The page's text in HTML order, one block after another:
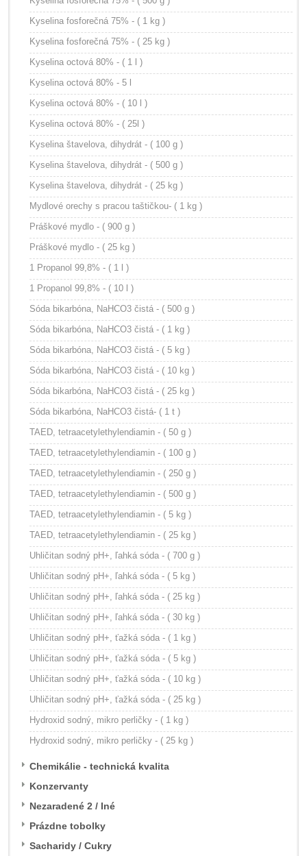
Kyselina fosforečná 75% - ( 1 kg )
Kyselina fosforečná 75% - ( 25 kg )
Kyselina octová 80% - ( 1 l )
Kyselina octová 80% - 5 l
Kyselina octová 80% - ( 10 l )
Kyselina octová 80% - ( 25l )
Kyselina štavelova, dihydrát - ( 100 g )
Kyselina štavelova, dihydrát - ( 500 g )
Kyselina štavelova, dihydrát - ( 25 kg )
Mydlové orechy s pracou taštičkou- ( 1 kg )
Práškové mydlo - ( 900 g )
Práškové mydlo - ( 25 kg )
1 Propanol 99,8% - ( 1 l )
1 Propanol 99,8% - ( 10 l )
Sóda bikarbóna, NaHCO3 čistá - ( 500 g )
Sóda bikarbóna, NaHCO3 čistá - ( 1 kg )
Sóda bikarbóna, NaHCO3 čistá - ( 5 kg )
Sóda bikarbóna, NaHCO3 čistá - ( 10 kg )
Sóda bikarbóna, NaHCO3 čistá - ( 25 kg )
Sóda bikarbóna, NaHCO3 čistá- ( 1 t )
TAED, tetraacetylethylendiamin - ( 50 g )
TAED, tetraacetylethylendiamin - ( 100 g )
TAED, tetraacetylethylendiamin - ( 250 g )
TAED, tetraacetylethylendiamin - ( 500 g )
TAED, tetraacetylethylendiamin - ( 5 kg )
TAED, tetraacetylethylendiamin - ( 25 kg )
Uhličitan sodný pH+, ľahká sóda - ( 700 g )
Uhličitan sodný pH+, ľahká sóda - ( 5 kg )
Uhličitan sodný pH+, ľahká sóda - ( 25 kg )
Uhličitan sodný pH+, ľahká sóda - ( 30 kg )
Uhličitan sodný pH+, ťažká sóda - ( 1 kg )
Uhličitan sodný pH+, ťažká sóda - ( 5 kg )
Uhličitan sodný pH+, ťažká sóda - ( 10 kg )
Uhličitan sodný pH+, ťažká sóda - ( 25 kg )
Hydroxid sodný, mikro perličky - ( 1 kg )
Hydroxid sodný, mikro perličky - ( 25 kg )
Chemikálie - technická kvalita
Konzervanty
Nezaradené 2 / Iné
Prázdne tobolky
Sacharidy / Cukry